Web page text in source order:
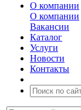
О компании
О компании
Вакансии
Каталог
Услуги
Новости
Контакты